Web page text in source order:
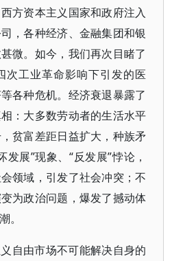
方资本主义国家和政府注入
，各种经济、金融集团和银
微。如今，我们再次目睹了
次工业革命影响下引发的医
各种危机。经济衰退暴露了
：大多数劳动者的生活水平
贫富差距日益扩大，种族矛
展”现象、“反发展”悖论，
领域，引发了社会冲突；不
为政治问题，爆发了撼动体
。
自由市场不可能解决自身的